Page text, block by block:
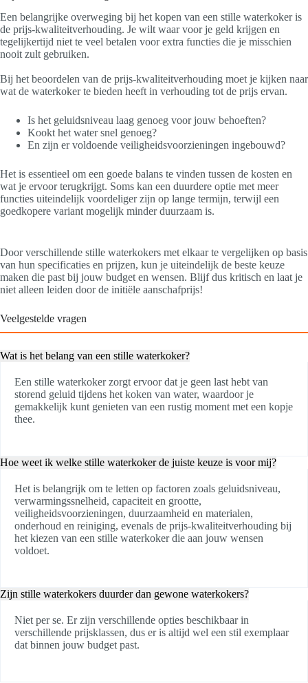
Een belangrijke overweging bij het kopen van een stille waterkoker is
de prijs-kwaliteitverhouding. Je wilt waar voor je geld krijgen en
tegelijkertijd niet te veel betalen voor extra functies die je misschien
nooit zult gebruiken.
Bij het beoordelen van de prijs-kwaliteitverhouding moet je kijken naar
wat de waterkoker te bieden heeft in verhouding tot de prijs ervan.
Is het geluidsniveau laag genoeg voor jouw behoeften?
Kookt het water snel genoeg?
En zijn er voldoende veiligheidsvoorzieningen ingebouwd?
Het is essentieel om een goede balans te vinden tussen de kosten en
wat je ervoor terugkrijgt. Soms kan een duurdere optie met meer
functies uiteindelijk voordeliger zijn op lange termijn, terwijl een
goedkopere variant mogelijk minder duurzaam is.
Door verschillende stille waterkokers met elkaar te vergelijken op basis
van hun specificaties en prijzen, kun je uiteindelijk de beste keuze
maken die past bij jouw budget en wensen. Blijf dus kritisch en laat je
niet alleen leiden door de initiële aanschafprijs!
Veelgestelde vragen
Wat is het belang van een stille waterkoker?
Een stille waterkoker zorgt ervoor dat je geen last hebt van
storend geluid tijdens het koken van water, waardoor je
gemakkelijk kunt genieten van een rustig moment met een kopje
thee.
Hoe weet ik welke stille waterkoker de juiste keuze is voor mij?
Het is belangrijk om te letten op factoren zoals geluidsniveau,
verwarmingssnelheid, capaciteit en grootte,
veiligheidsvoorzieningen, duurzaamheid en materialen,
onderhoud en reiniging, evenals de prijs-kwaliteitverhouding bij
het kiezen van een stille waterkoker die aan jouw wensen
voldoet.
Zijn stille waterkokers duurder dan gewone waterkokers?
Niet per se. Er zijn verschillende opties beschikbaar in
verschillende prijsklassen, dus er is altijd wel een stil exemplaar
dat binnen jouw budget past.